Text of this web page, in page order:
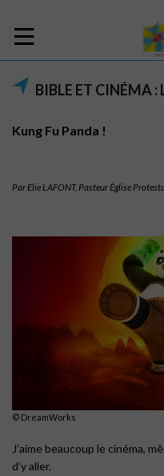
BIBLE ET CINÉMA :
Kung Fu Panda !
Par Elie LAFONT, Pasteur Église
©︎ DreamWorks
J’aime beaucoup le cinéma,
d’y aller.